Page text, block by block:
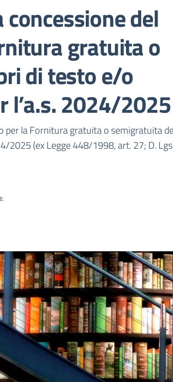
del
gratuita o
di testo e/o
l’a.s. 2024/2025
per la Fornitura gratuita o semigratuita
2025 (ex Legge 448/1998, art. 27; D.